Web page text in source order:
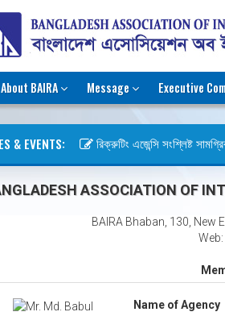
About BAIRA Message Executive
& EVENTS: রিক্রুটিং এজেন্সি সংশ্লিষ্ট সামগ্রিক
ASSOCIATION OF
BAIRA Bhaban, 130, New
Name of Agency